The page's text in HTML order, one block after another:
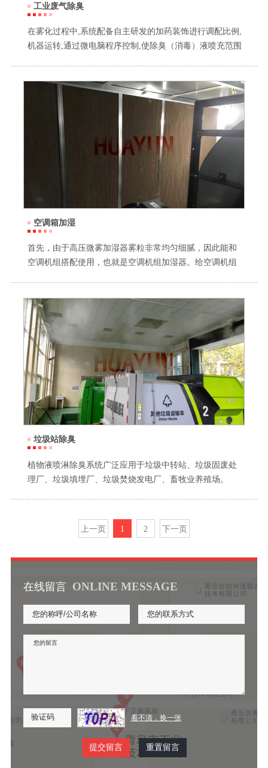
工业废气除臭
在雾化过程中,系统配备自主研发的加药装饰进行调配比例,
机器运转,通过微电脑程序控制,使除臭（消毒）液喷充范围
空调箱加湿
首先，由于高压微雾加湿器雾粒非常均匀细腻，因此能和
空调机组搭配使用，也就是空调机组加湿器。给空调机组
多台空调机组进行加湿降温，能适用于空调机数量比较多
的场合。
垃圾站除臭
植物液喷淋除臭系统广泛应用于垃圾中转站、垃圾固废处
理厂、垃圾填埋厂、垃圾焚烧发电厂、畜牧业养殖场。
上一页 1 2 下一页
在线留言 ONLINE MESSAGE
看不清，换一张